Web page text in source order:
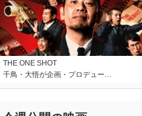
THE ONE SHOT
千鳥・大悟が企画・プロデュー…